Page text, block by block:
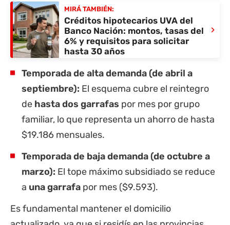
MIRÁ TAMBIÉN:
Créditos hipotecarios UVA del
Banco Nación: montos, tasas del
6% y requisitos para solicitar
hasta 30 años
›
Temporada de alta demanda (de abril a
septiembre): El esquema cubre el reintegro
de hasta dos garrafas por mes por grupo
familiar, lo que representa un ahorro de hasta
$19.186 mensuales.
Temporada de baja demanda (de octubre a
marzo): El tope máximo subsidiado se reduce
a una garrafa por mes ($9.593).
Es fundamental mantener el domicilio